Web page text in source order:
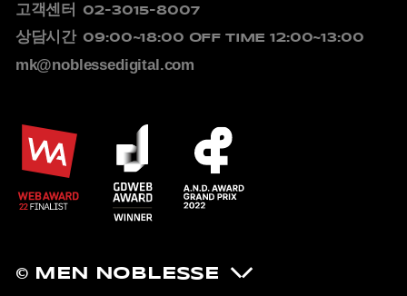
고객센터 02-3015-8007
상담시간 09:00~18:00 OFF TIME 12:00~13:00
mk@noblessedigital.com
© MEN NOBLESSE